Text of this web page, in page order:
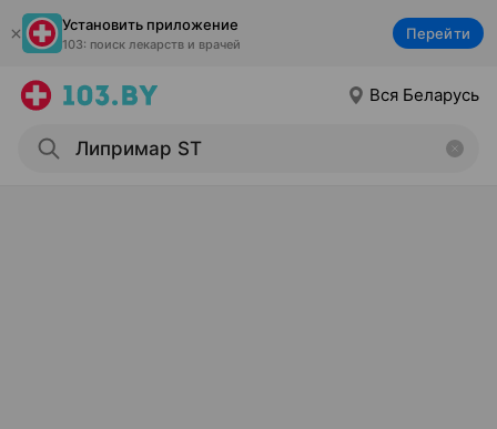
Установить приложение
103: поиск лекарств и врачей
Перейти
Вся Беларусь